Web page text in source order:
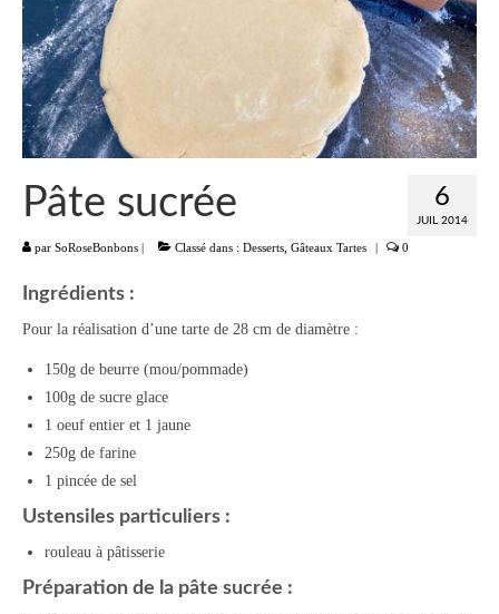
Pinterest
Facebook
Liste
Aumônières Feuilletés Samoussas
Divers entrées
Plats
Légumes
Poissons
6
JUIL 2014
Pâte sucrée
par SoRoseBonbons | Classé dans : Desserts Gâteaux Tartes | 0
Ingrédients :
Pour la réalisation d’une tarte de 28 cm de diamètre :
150g de beurre (mou/pommade)
100g de sucre glace
1 oeuf entier et 1 jaune
250g de farine
1 pincée de sel
Ustensiles particuliers :
rouleau à pâtisserie
Préparation de la pâte sucrée :